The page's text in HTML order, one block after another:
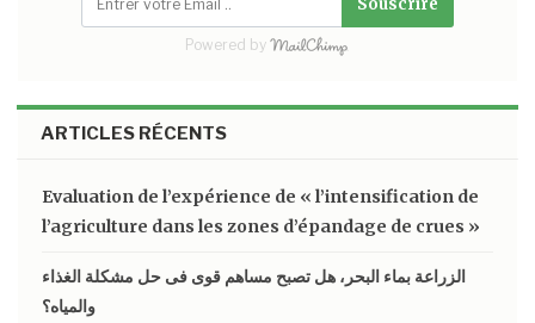
Powered by
ARTICLES RÉCENTS
Evaluation de l’expérience de « l’intensification de
l’agriculture dans les zones d’épandage de crues »
الزراعة بماء البحر، هل تصبح مساهم قوى فى حل مشكلة الغذاء
والمياه؟